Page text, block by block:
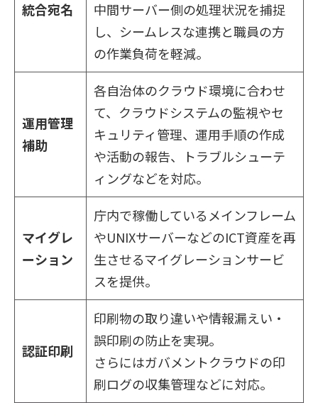
統合宛名
中間サーバー側の処理状況を捕捉
し、シームレスな連携と職員の方
の作業負荷を軽減。
運用管理
補助
各自治体のクラウド環境に合わせ
て、クラウドシステムの監視やセ
キュリティ管理、運用手順の作成
や活動の報告、トラブルシューテ
ィングなどを対応。
マイグレ
ーション
庁内で稼働しているメインフレーム
やUNIXサーバーなどのICT資産を再
生させるマイグレーションサービ
スを提供。
認証印刷
印刷物の取り違いや情報漏えい・
誤印刷の防止を実現。
さらにはガバメントクラウドの印
刷ログの収集管理などに対応。